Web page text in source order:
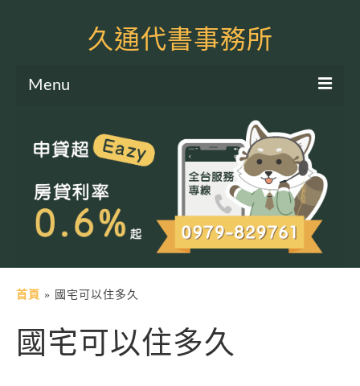
久通代書事務所
Menu
土地二胎申貸
房屋二胎申貸
軍公教貸款
土地貸款
房屋貸款
信用貸款
首頁 » 國宅可以住多久
國宅可以住多久